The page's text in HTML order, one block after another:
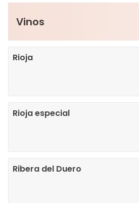
Vinos
Rioja
Rioja especial
Ribera del Duero